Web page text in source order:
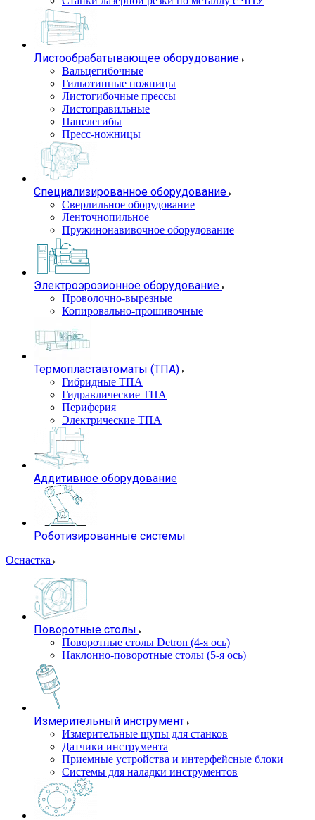
Листообрабатывающее оборудование
Вальцегибочные
Гильотинные ножницы
Листогибочные прессы
Листоправильные
Панелегибы
Пресс-ножницы
Специализированное оборудование
Сверлильное оборудование
Ленточнопильное
Пружинонавивочное оборудование
Электроэрозионное оборудование
Проволочно-вырезные
Копировально-прошивочные
Термопластавтоматы (ТПА)
Гибридные ТПА
Гидравлические ТПА
Периферия
Электрические ТПА
Аддитивное оборудование
Роботизированные системы
Оснастка
Поворотные столы
Поворотные столы Detron (4-я ось)
Наклонно-поворотные столы (5-я ось)
Измерительный инструмент
Измерительные щупы для станков
Датчики инструмента
Приемные устройства и интерфейсные блоки
Системы для наладки инструментов